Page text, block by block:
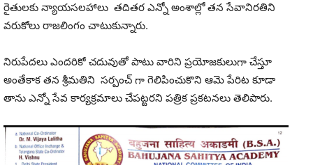
రైతులకు న్యాయసలహాలు తదితర ఎన్నో అంశాల్లో తన సేవానిరతిని
వరుకోలు రాజలింగం చాటుకున్నారు.
నిరుపేదలు ఎందరికో చదువుతో పాటు వారిని ప్రయోజకులుగా చేస్తూ
అంతేకాక తన శ్రీమతిని సర్పంచ్ గా గెలిపించుకొని ఆమె పేరిట కూడా
తాను ఎన్నో సేవ కార్యక్రమాలు చేపట్టరని పత్రిక ప్రకటనలు తెలిపారు.